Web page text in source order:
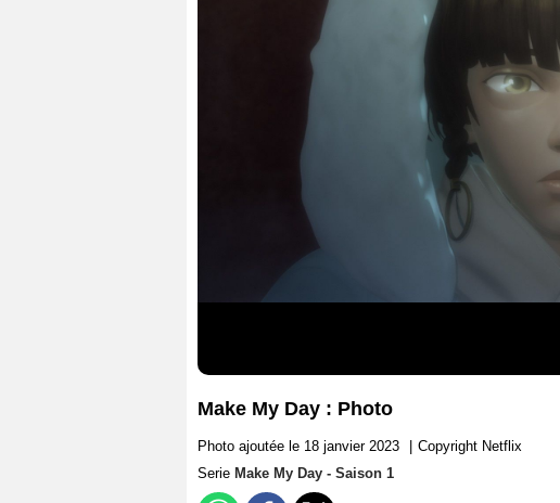
Make My Day : Photo
Photo ajoutée le 18 janvier 2023
Copyright Netflix
Serie Make My Day - Saison 1